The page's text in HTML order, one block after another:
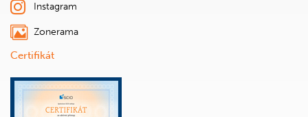
Instagram
Zonerama
Certifikát